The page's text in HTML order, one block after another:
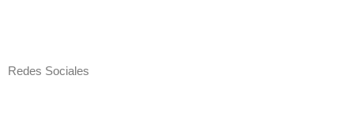
Redes Sociales